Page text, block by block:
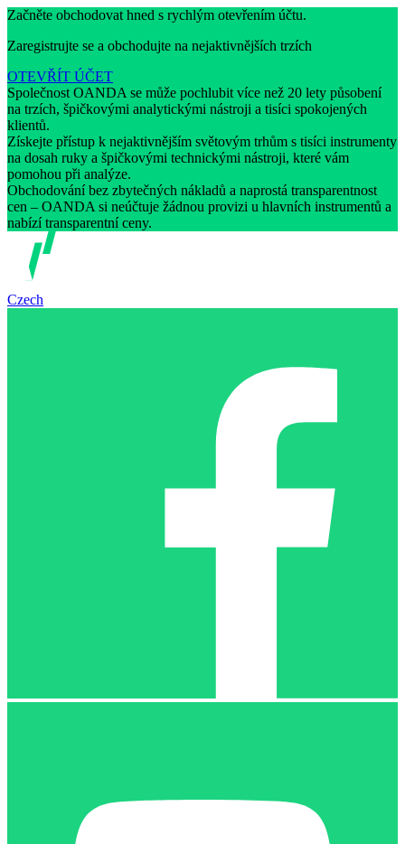
Začněte obchodovat hned s rychlým otevřením účtu.
Zaregistrujte se a obchodujte na nejaktivnějších trzích
OTEVŘÍT ÚČET
Společnost OANDA se může pochlubit více než 20 lety působení
na trzích, špičkovými analytickými nástroji a tisíci spokojených
klientů.
Získejte přístup k nejaktivnějším světovým trhům s tisíci instrumenty
na dosah ruky a špičkovými technickými nástroji, které vám
pomohou při analýze.
Obchodování bez zbytečných nákladů a naprostá transparentnost
cen – OANDA si neúčtuje žádnou provizi u hlavních instrumentů a
nabízí transparentní ceny.
Czech